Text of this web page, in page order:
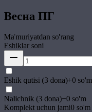
Весна ПГ
Ma'muriyatdan so'rang
Eshiklar soni
Eshik qutisi (3 dona)+0 so'm
Nalichnik (3 dona)+0 so'm
Komplekt uchun jami0 so'm